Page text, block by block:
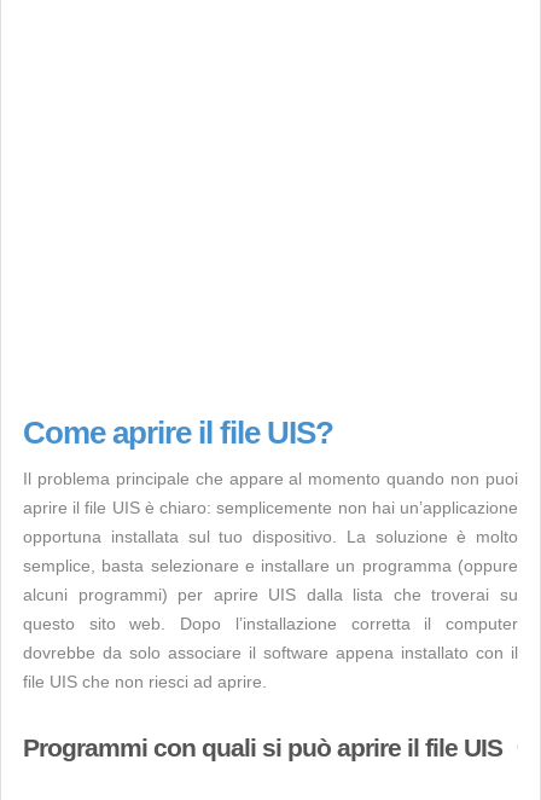
Come aprire il file UIS?
Il problema principale che appare al momento quando non puoi
aprire il file UIS è chiaro: semplicemente non hai un’applicazione
opportuna installata sul tuo dispositivo. La soluzione è molto
semplice, basta selezionare e installare un programma (oppure
alcuni programmi) per aprire UIS dalla lista che troverai su
questo sito web. Dopo l’installazione corretta il computer
dovrebbe da solo associare il software appena installato con il
file UIS che non riesci ad aprire.
Programmi con quali si può aprire il file UIS